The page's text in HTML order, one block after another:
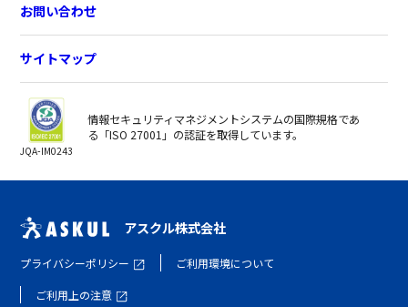
お問い合わせ
サイトマップ
JQA-IM0243
情報セキュリティマネジメントシステムの国際規格であ
る「ISO 27001」の認証を取得しています。
アスクル株式会社
プライバシーポリシー ご利用環境について
ご利用上の注意